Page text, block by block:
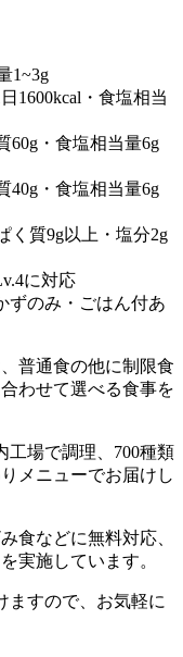
1~3g
1600kcal・食塩相当
60g・食塩相当量6g
40g・食塩相当量6g
く質9g以上・塩分2g
に対応
のみ・ごはん付あ
普通食の他に制限食
わせて選べる食事を
工場で調理、700種類
メニューでお届けし
食などに無料対応、
実施しています。
ますので、お気軽に